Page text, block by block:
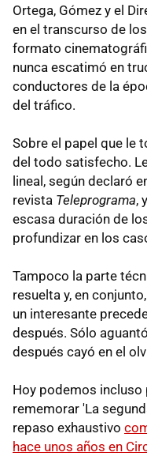
Ortega, Gómez y el
en el transcurso de
formato
nunca escatimó en
conductores de la
del tráfico.
Sobre el papel que le
del todo satisfecho.
lineal, según declaró
revista Teleprograma,
escasa duración de
profundizar en los
Tampoco la parte
resuelta y, en
un interesante
después. Sólo
después cayó en el
Hoy podemos
rememorar 'La
repaso exhaustivo
hace unos años en